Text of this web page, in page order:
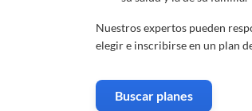
Nuestros expertos pueden
elegir e inscribirse en un plan
Buscar planes